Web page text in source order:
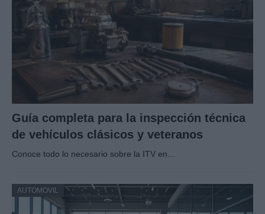
Guía completa para la inspección técnica
de vehículos clásicos y veteranos
Conoce todo lo necesario sobre la ITV en…
AUTOMOVIL